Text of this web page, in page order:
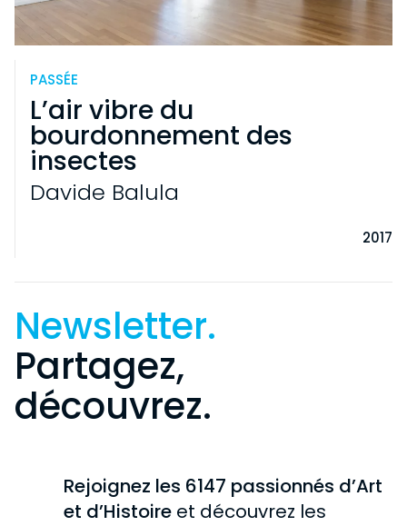
VISITE
SCOLAIRES
EN COURS
À VENIR
COLLECTION
PASSÉE
L’air vibre du
bourdonnement des
insectes
Davide Balula
2017
Newsletter.
Partagez,
découvrez.
Rejoignez les 6147 passionnés d’Art
et d’Histoire et découvrez les